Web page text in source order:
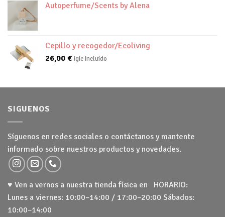
Autoperfume/Scents by Alena
Cepillo y recogedor/Ecoliving
26,00 € igic incluido
SIGUENOS
Síguenos en redes sociales o contáctanos y mantente
informado sobre nuestros productos y novedades.
♥ Ven a vernos a nuestra tienda física en HORARIO:
Lunes a viernes: 10:00–14:00 / 17:00–20:00 Sábados:
10:00–14:00